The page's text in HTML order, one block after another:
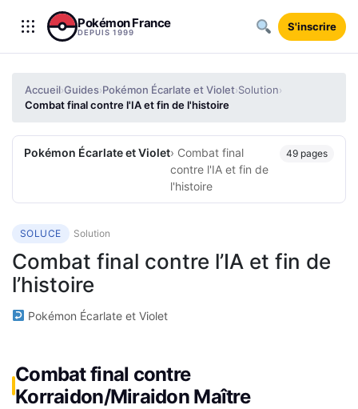
Aller au contenu
Pokémon France
DEPUIS 1999 S'inscrire
Accueil›Guides›Pokémon Écarlate et Violet›Solution›
Combat final contre l'IA et fin de l'histoire
Pokémon Écarlate et Violet› Combat final
contre l'IA et fin de
l'histoire
49 pages
SOLUCE Solution
Combat final contre l’IA et fin de
l’histoire
Pokémon Écarlate et Violet
Combat final contre
Korraidon/Miraidon Maître